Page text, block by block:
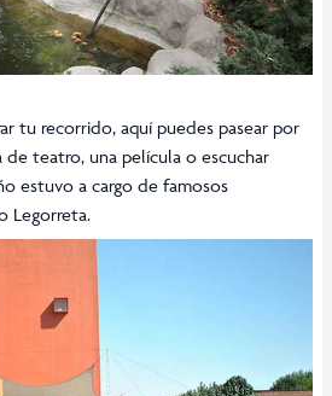
tu recorrido, aquí puedes pasear por
de teatro, una película o escuchar
estuvo a cargo de famosos
Legorreta.